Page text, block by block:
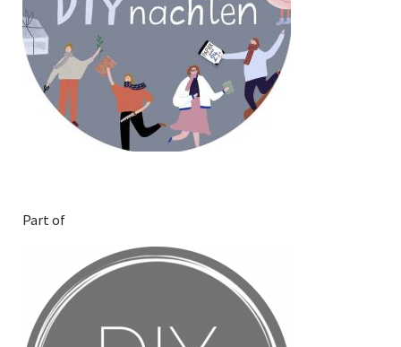
Part of